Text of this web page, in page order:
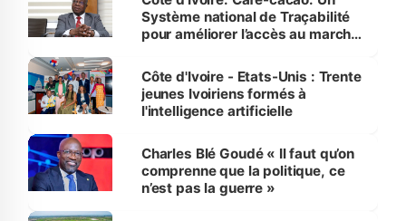
Système national de Traçabilité
pour améliorer l’accès au marché
Côte d'Ivoire - Etats-Unis : Trente
jeunes Ivoiriens formés à
l'intelligence artificielle
Charles Blé Goudé « Il faut qu’on
comprenne que la politique, ce
n’est pas la guerre »